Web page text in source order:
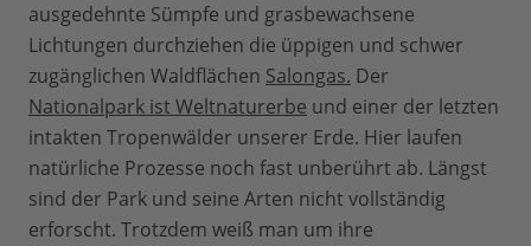
ausgedehnte Sümpfe und grasbewachsene
Lichtungen durchziehen die üppigen und schwer
zugänglichen Waldflächen Salongas. Der
Nationalpark ist Weltnaturerbe und einer der letzten
intakten Tropenwälder unserer Erde. Hier laufen
natürliche Prozesse noch fast unberührt ab. Längst
sind der Park und seine Arten nicht vollständig
erforscht. Trotzdem weiß man um ihre